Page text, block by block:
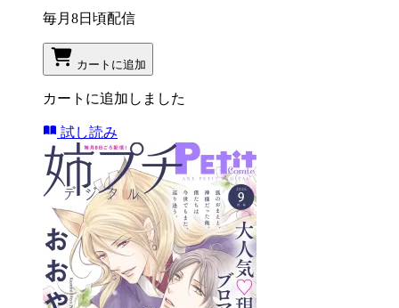
毎月8日頃配信
カートに追加
カートに追加しました
試し読み